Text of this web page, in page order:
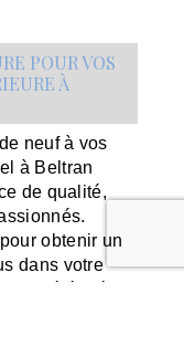
POUR VOS
À
neuf à vos
à Beltran
de qualité,
obtenir un
dans votre